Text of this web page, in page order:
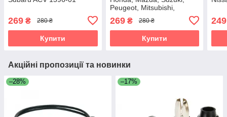
269 ₴ 280 ₴
Купити
Peugeot, Mitsubishi,
269₴ 280 ₴
Купити
249
Акційні пропозиції та новинки
–28% –17%